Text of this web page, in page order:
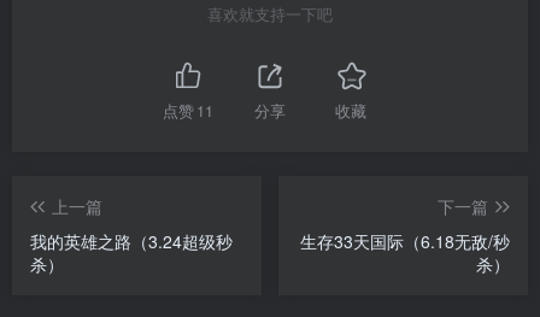
喜欢就支持一下吧
点赞11 分享 收藏
上一篇
我的英雄之路（3.24超级秒
杀）
下一篇
生存33天国际（6.18无敌/秒
杀）